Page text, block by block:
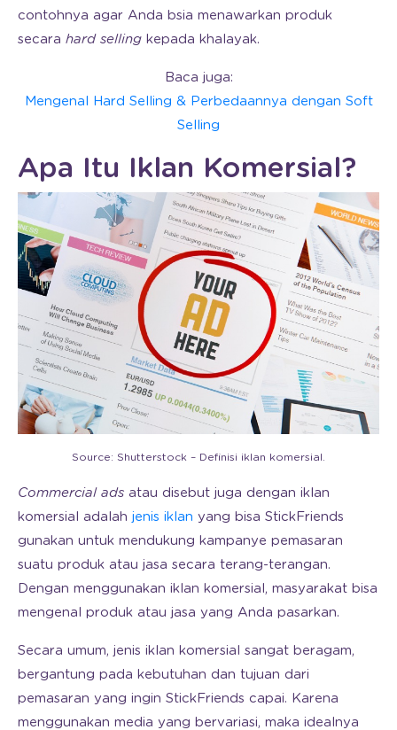
contohnya agar Anda bsia menawarkan produk
secara hard selling kepada khalayak.
Baca juga:
Mengenal Hard Selling & Perbedaannya dengan Soft
Selling
Apa Itu Iklan Komersial?
Source: Shutterstock – Definisi iklan komersial.
Commercial ads atau disebut juga dengan iklan
komersial adalah jenis iklan yang bisa StickFriends
gunakan untuk mendukung kampanye pemasaran
suatu produk atau jasa secara terang-terangan.
Dengan menggunakan iklan komersial, masyarakat bisa
mengenal produk atau jasa yang Anda pasarkan.
Secara umum, jenis iklan komersial sangat beragam,
bergantung pada kebutuhan dan tujuan dari
pemasaran yang ingin StickFriends capai. Karena
menggunakan media yang bervariasi, maka idealnya